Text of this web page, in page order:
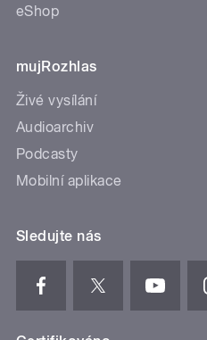
eShop
mujRozhlas
Živé vysílání
Audioarchiv
Podcasty
Mobilní aplikace
Sledujte nás